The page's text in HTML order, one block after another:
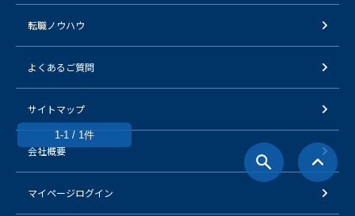
1-1 / 1件
転職ノウハウ
よくあるご質問
サイトマップ
会社概要
マイページログイン